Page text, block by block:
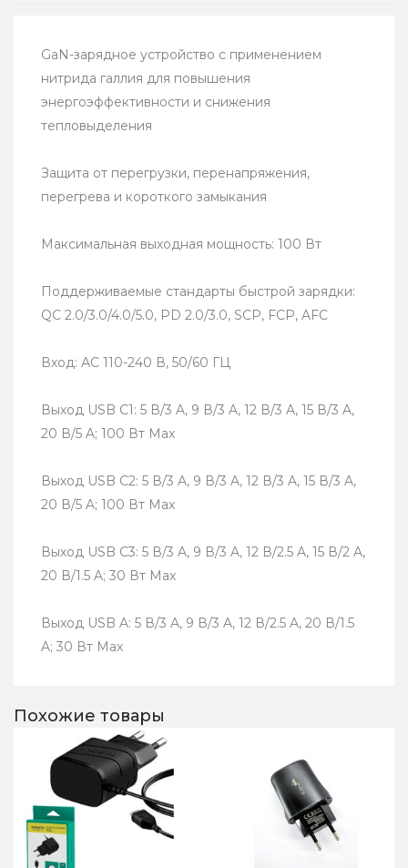
GaN-зарядное устройство с применением
нитрида галлия для повышения
энергоэффективности и снижения
тепловыделения
Защита от перегрузки, перенапряжения,
перегрева и короткого замыкания
Максимальная выходная мощность: 100 Вт
Поддерживаемые стандарты быстрой зарядки:
QC 2.0/3.0/4.0/5.0, PD 2.0/3.0, SCP, FCP, AFC
Вход: АС 110-240 В, 50/60 ГЦ
Выход USB C1: 5 В/3 A, 9 В/3 A, 12 В/3 A, 15 В/3 A,
20 В/5 A; 100 Вт Max
Выход USB C2: 5 В/3 A, 9 В/3 A, 12 В/3 A, 15 В/3 A,
20 В/5 A; 100 Вт Max
Выход USB C3: 5 В/3 A, 9 В/3 A, 12 В/2.5 A, 15 В/2 A,
20 В/1.5 A; 30 Вт Max
Выход USB A: 5 В/3 A, 9 В/3 A, 12 В/2.5 A, 20 В/1.5
A; 30 Вт Max
Похожие товары